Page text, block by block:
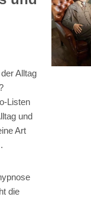
Alltag
Listen
und
Art
die